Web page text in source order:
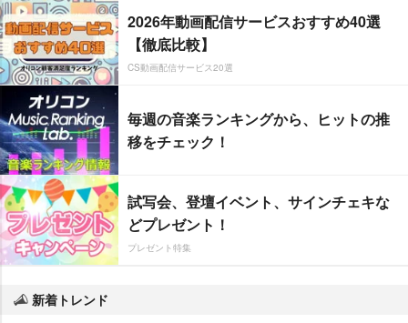
2026年動画配信サービスおすすめ40選
【徹底比較】
CS動画配信サービス20選
毎週の音楽ランキングから、ヒットの推
移をチェック！
試写会、登壇イベント、サインチェキな
どプレゼント！
プレゼント特集
新着トレンド